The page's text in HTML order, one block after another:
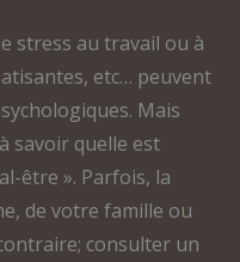
stress au travail ou à
etc… peuvent
Mais
savoir quelle est
être ». Parfois, la
de votre famille ou
consulter un